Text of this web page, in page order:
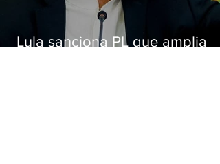
Lula sanciona PL que amplia